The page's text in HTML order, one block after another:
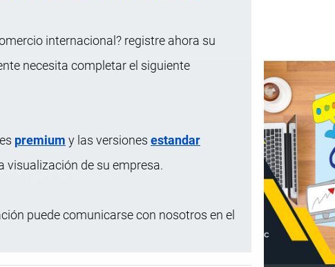
internacional? registre ahora su
necesita completar el siguiente
premium y las versiones estandar
visualización de su empresa.
puede comunicarse con nosotros en el